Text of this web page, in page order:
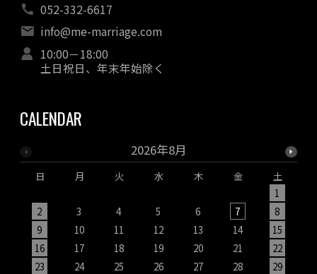
052-332-6617
info@me-marriage.com
10:00－18:00
土日祝日、年末年始除く
CALENDAR
2026年8月
日 月 火 水 木 金
土
1
2
3 4 5 6 7
8
9
10 11 12 13 14
15
16
17 18 19 20 21
22
23
24 25 26 27 28 29